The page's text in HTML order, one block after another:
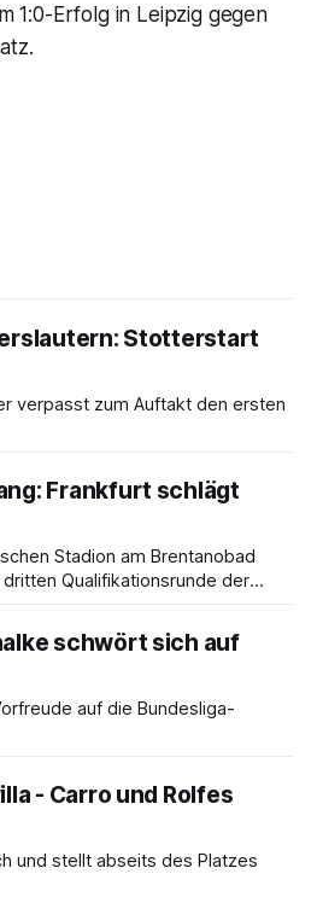
1:0-Erfolg in Leipzig gegen
Stotterstart
verpasst zum Auftakt den ersten
Frankfurt schlägt
Stadion am Brentanobad
Qualifikationsrunde der
schwört sich auf
auf die Bundesliga-
- Carro und Rolfes
und stellt abseits des Platzes